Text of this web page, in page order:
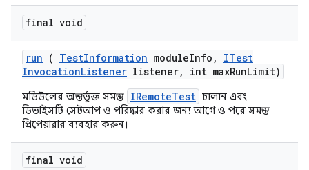
final void
run ( TestInformation moduleInfo ,
ITest
InvocationListener listener, int maxRunLimit)
মডিউলের অন্তর্ভুক্ত সমস্ত IRemoteTest চালান এবং
ডিভাইসটি সেটআপ ও পরিষ্কার করার জন্য আগে ও পরে সমস্ত
প্রিপেয়ারার ব্যবহার করুন।
final void